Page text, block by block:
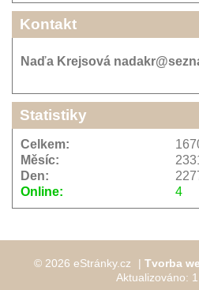
Kontakt
Naďa Krejsová
Statistiky
Online: 4
Celkem:
Měsíc:
Den:
© 2026 eStránky.cz | Tvorba
Aktualizováno: